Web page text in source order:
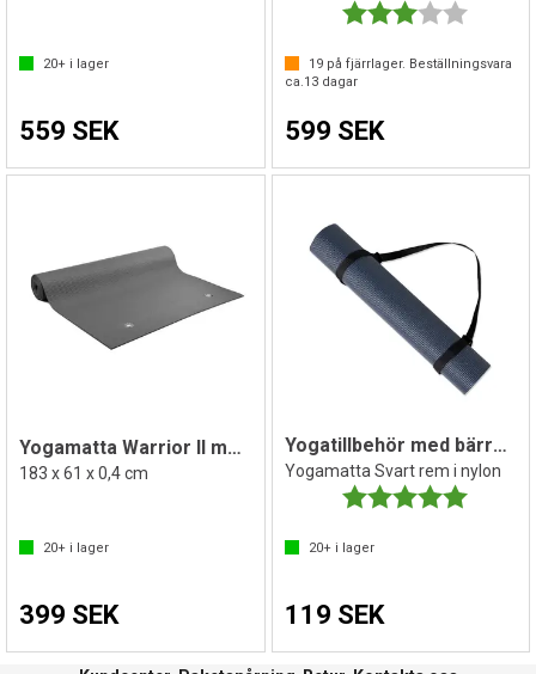
20+ i lager
559 SEK
Betyg:
19på fjärrlager. Beställningsvara
ca.13dagar
599 SEK
Yogamatta Warrior II med hål
183 x 61 x 0,4 cm
20+ i lager
399 SEK
Yogatillbehör med bärrem
Yogamatta Svart rem i nylon
Betyg:
20+i lager
119 SEK